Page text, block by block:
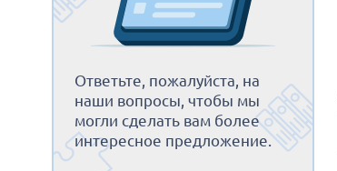
Ответьте, пожалуйста, на
наши вопросы, чтобы мы
могли сделать вам более
интересное предложение.